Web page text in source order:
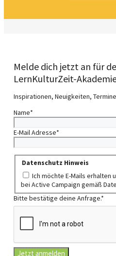
Melde dich jetzt an für
LernKulturZeit-
Inspirationen, Neuigkeiten,
Name*
E-Mail Adresse*
Datenschutz Hinweis
Ich möchte E-Mails erhalten
bei Active Campaign gemäß
Bitte bestätige deine Anfrage.*
Jetzt anmelden